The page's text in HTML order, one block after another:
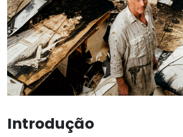
Introdução